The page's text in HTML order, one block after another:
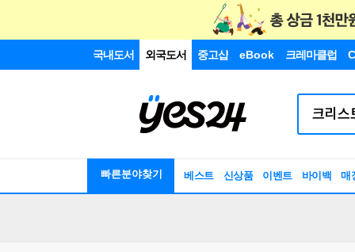
국내도서 외국도서 중고샵 eBook 크레마클럽
빠른분야찾기 베스트 신상품 이벤트 바이백 매